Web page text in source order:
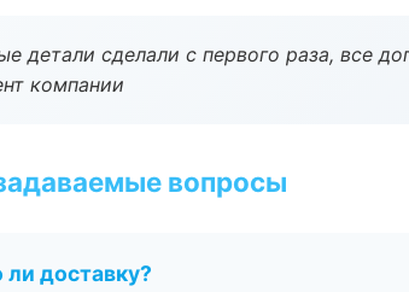
детали сделали с первого раза, все
компании
вопросы
доставку?